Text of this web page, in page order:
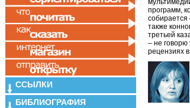
программ,
собирается
также
третьей
– не
рецензиях
ССЫЛКИ
БИБЛИОГРАФИЯ